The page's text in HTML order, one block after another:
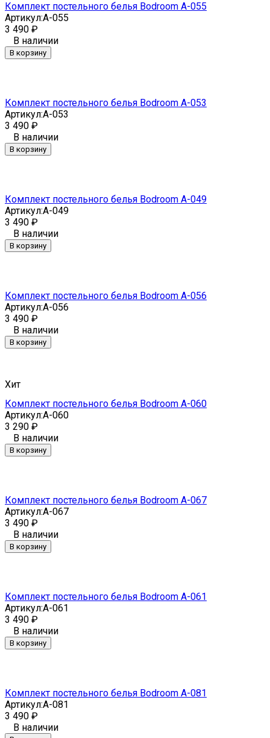
Комплект постельного белья Bodroom A-055
Артикул:A-055
3 490 ₽
В наличии
В корзину
Комплект постельного белья Bodroom A-053
Артикул:A-053
3 490 ₽
В наличии
В корзину
Комплект постельного белья Bodroom A-049
Артикул:A-049
3 490 ₽
В наличии
В корзину
Комплект постельного белья Bodroom A-056
Артикул:A-056
3 490 ₽
В наличии
В корзину
Хит
Комплект постельного белья Bodroom A-060
Артикул:A-060
3 290 ₽
В наличии
В корзину
Комплект постельного белья Bodroom A-067
Артикул:A-067
3 490 ₽
В наличии
В корзину
Комплект постельного белья Bodroom A-061
Артикул:A-061
3 490 ₽
В наличии
В корзину
Комплект постельного белья Bodroom A-081
Артикул:A-081
3 490 ₽
В наличии